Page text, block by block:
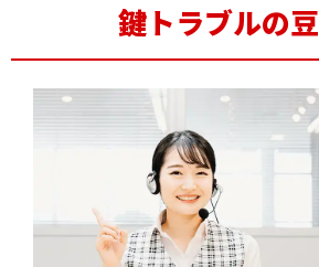
鍵トラブルの